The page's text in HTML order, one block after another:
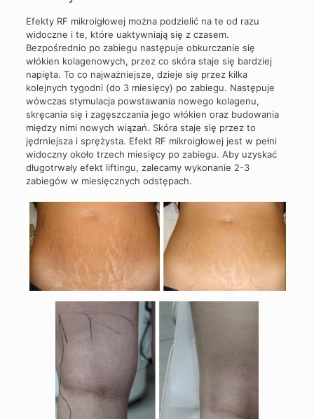
Efekty RF mikroigłowej można podzielić na te od razu
widoczne i te, które uaktywniają się z czasem.
Bezpośrednio po zabiegu następuje obkurczanie się
włókien kolagenowych, przez co skóra staje się bardziej
napięta. To co najważniejsze, dzieje się przez kilka
kolejnych tygodni (do 3 miesięcy) po zabiegu. Następuje
wówczas stymulacja powstawania nowego kolagenu,
skręcania się i zagęszczania jego włókien oraz budowania
między nimi nowych wiązań. Skóra staje się przez to
jędrniejsza i sprężysta. Efekt RF mikroigłowej jest w pełni
widoczny około trzech miesięcy po zabiegu. Aby uzyskać
długotrwały efekt liftingu, zalecamy wykonanie 2-3
zabiegów w miesięcznych odstępach.